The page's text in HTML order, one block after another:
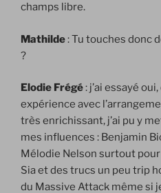
champs libre.
Mathilde: Tu touches donc
?
Elodie Frégé: j’ai essayé
expérience avec
très enrichissant, j’ai pu y
mes influences : Benjamin
Mélodie Nelson surtout
Sia et des trucs un peu trip
du Massive Attack même si